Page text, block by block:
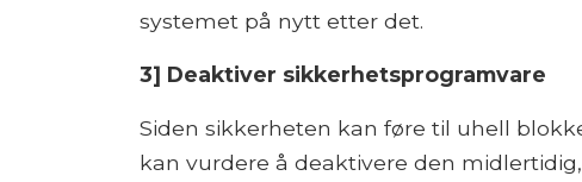
systemet på nytt etter det.
3] Deaktiver sikkerhetsprogramvare
Siden sikkerheten kan føre til uhell
kan vurdere å deaktivere den